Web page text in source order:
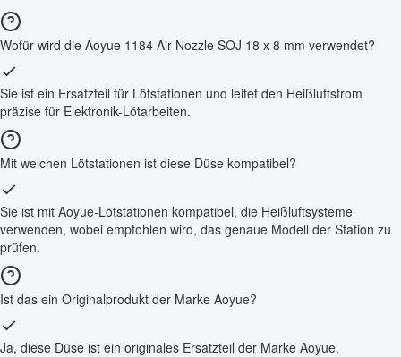
Wofür wird die Aoyue 1184 Air Nozzle SOJ 18 x 8 mm verwendet?
Sie ist ein Ersatzteil für Lötstationen und leitet den Heißluftstrom
präzise für Elektronik-Lötarbeiten.
Mit welchen Lötstationen ist diese Düse kompatibel?
Sie ist mit Aoyue-Lötstationen kompatibel, die Heißluftsysteme
verwenden, wobei empfohlen wird, das genaue Modell der Station zu
prüfen.
Ist das ein Originalprodukt der Marke Aoyue?
Ja, diese Düse ist ein originales Ersatzteil der Marke Aoyue.